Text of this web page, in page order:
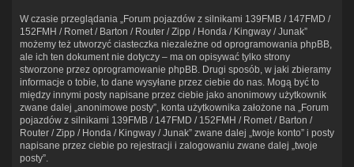
W czasie przeglądania „Forum pojazdów z silnikami 139FMB / 147FMD /
152FMH / Romet / Barton / Router / Zipp / Honda / Kingway / Junak”
możemy też utworzyć ciasteczka niezależne od oprogramowania phpBB,
ale ich ten dokument nie dotyczy – ma on opisywać tylko strony
stworzone przez oprogramowanie phpBB. Drugi sposób, w jaki zbieramy
informacje o tobie, to dane wysyłane przez ciebie do nas. Mogą być to
między innymi posty napisane przez ciebie jako anonimowy użytkownik
zwane dalej „anonimowe posty”, konta użytkownika założone na „Forum
pojazdów z silnikami 139FMB / 147FMD / 152FMH / Romet / Barton /
Router / Zipp / Honda / Kingway / Junak” zwane dalej „twoje konto” i posty
napisane przez ciebie po rejestracji i zalogowaniu zwane dalej „twoje
posty”.